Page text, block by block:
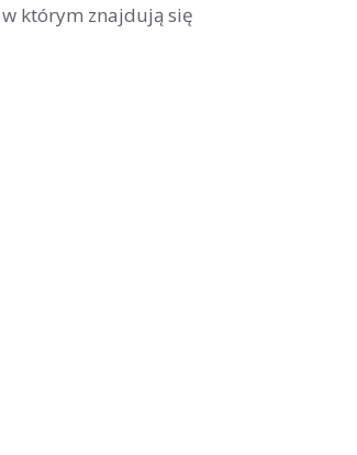
w którym znajdują się